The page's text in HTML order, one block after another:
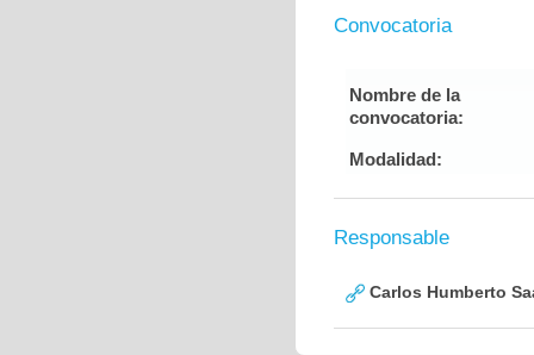
Convocatoria
Nombre de la
convocatoria:
Modalidad:
Responsable
Carlos Humberto